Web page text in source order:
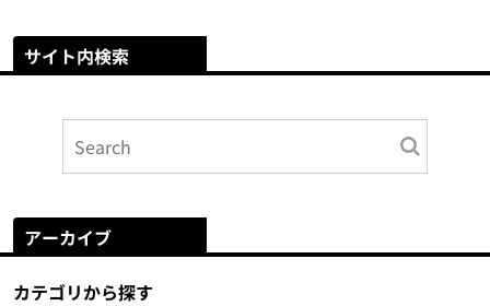
サイト内検索
アーカイブ
カテゴリから探す